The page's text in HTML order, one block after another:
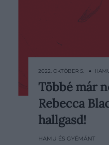
Manapság
követhetetlenül
meg világszerte.
próbálunk
eligazodásban:
2022. OKTÓBER 5. ●
Többé már
Rebecca
hallgasd!
HAMU ÉS GYÉMÁNT